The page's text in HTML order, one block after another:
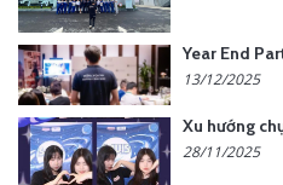
13/12/2025
28/11/2025